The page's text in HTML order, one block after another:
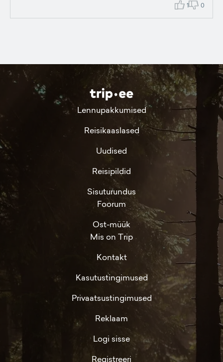
1 0
Lennupakkumised
Reisikaaslased
Uudised
Reisipildid
Sisuturundus
Foorum
Ost-müük
Mis on Trip
Kontakt
Kasutustingimused
Privaatsustingimused
Reklaam
Logi sisse
Registreeri